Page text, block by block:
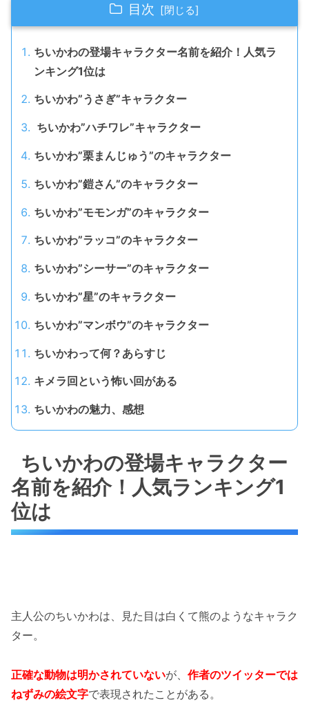
目次
ちいかわの登場キャラクター名前を紹介！人気ラ
ンキング1位は
ちいかわ”うさぎ”キャラクター
ちいかわ”ハチワレ”キャラクター
ちいかわ”栗まんじゅう”のキャラクター
ちいかわ”鎧さん”のキャラクター
ちいかわ”モモンガ”のキャラクター
ちいかわ”ラッコ”のキャラクター
ちいかわ”シーサー”のキャラクター
ちいかわ”星”のキャラクター
ちいかわ”マンボウ”のキャラクター
ちいかわって何？あらすじ
キメラ回という怖い回がある
ちいかわの魅力、感想
ちいかわの登場キャラクター
名前を紹介！人気ランキング1
位は
主人公のちいかわは、見た目は白くて熊のようなキャラク
ター。
正確な動物は明かされていないが、 作者のツイッターでは
ねずみの絵文字で表現されたことがある。